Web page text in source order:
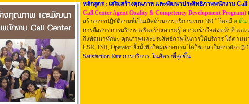
หลักสูตร : เสริมสร้างคุณภาพ และพัฒนาประสิทธิภาพพนักงาน Call
Call Center Agent Quality & Competency Development Program)
สร้างการปฏิบัติงานที่เป็นเลิศด้านการบริการแบบ 360 ํ โดยมี อ.ต้น
การสื่อสาร การบริการ เสริมสร้างความรู้ ความเข้าใจต่อหน้าที่ แล
ถึงพัฒนาทักษะ คุณภาพและประสิทธิภาพในการให้บริการ ได้ตามม
CSR, TSR, Operator ทั้งนี้เพื่อให้ผู้เข้าอบรม ได้ใช้เวลาในการฝึกป
Satisfaction Rate การบริการ..ในอัตราที่สูงขึ้น